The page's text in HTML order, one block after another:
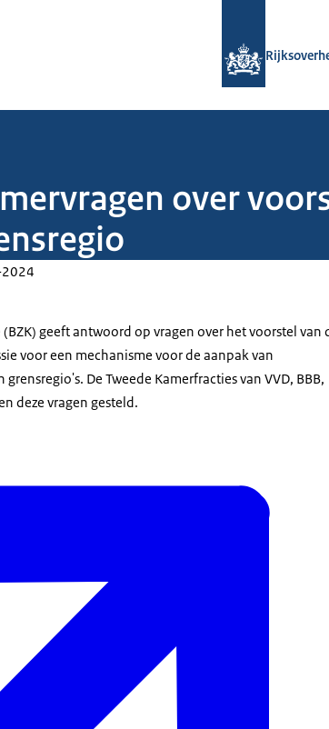
over
(BZK) geeft antwoord op vragen over het voorstel van
voor een mechanisme voor de aanpak van
De Tweede Kamerfracties van VVD, BBB,
deze vragen gesteld.